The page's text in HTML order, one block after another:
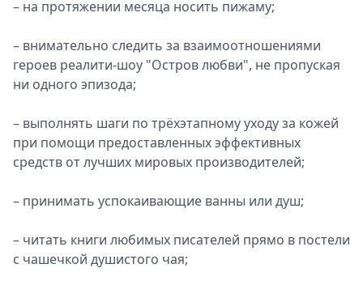
– на протяжении месяца носить пижаму;
– внимательно следить за взаимоотношениями
героев реалити-шоу "Остров любви", не пропуская
ни одного эпизода;
– выполнять шаги по трёхэтапному уходу за кожей
при помощи предоставленных эффективных
средств от лучших мировых производителей;
– принимать успокаивающие ванны или душ;
– читать книги любимых писателей прямо в постели
с чашечкой душистого чая;